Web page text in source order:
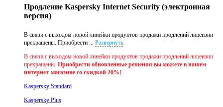
Продление Kaspersky Internet Security (электронная
версия)
В связи с выходом новой линейки продуктов продажи продлений лицензии
прекращены. Приобрести ... Развернуть
В связи с выходом новой линейки продуктов продажи продлений лицензии
прекращены. Приобрести обновленные решения вы можете в нашем
интернет-магазине со скидкой 20%!
Kaspersky Standard
Kaspersky Plus